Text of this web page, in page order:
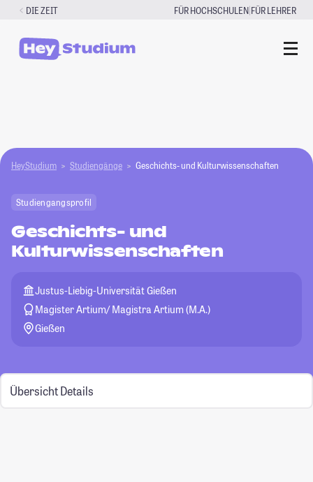
Zum
springen
DIE ZEIT FÜR HOCHSCHULEN|FÜR LEHRER
HeyStudium Studiengänge Geschichts- und Kulturwissenschaften
Studiengangsprofil
Geschichts- und
Kulturwissenschaften
Justus-Liebig-Universität Gießen
Magister Artium/ Magistra Artium (M.A.)
Gießen
Übersicht Details